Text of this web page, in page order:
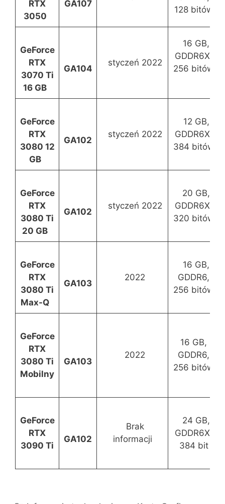
RTX
3050
GA107
128 bitów
GeForce
RTX
3070 Ti
16 GB
GA104
styczeń 2022
16 GB,
GDDR6X,
256 bitów
GeForce
RTX
3080 12
GB
GA102
styczeń 2022
12 GB,
GDDR6X,
384 bitów
GeForce
RTX
3080 Ti
20 GB
GA102
styczeń 2022
20 GB,
GDDR6X,
320 bitów
GeForce
RTX
3080 Ti
Max-Q
GA103
2022
16 GB,
GDDR6,
256 bitów
GeForce
RTX
3080 Ti
Mobilny
GA103
2022
16 GB,
GDDR6,
256 bitów
GeForce
RTX
3090 Ti
GA102
Brak
informacji
24 GB,
GDDR6X,
384 bit